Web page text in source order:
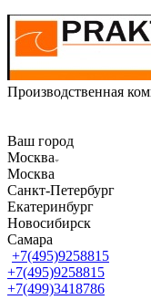
Производственная
Ваш город
Москва
Москва
Санкт-Петербург
Екатеринбург
Новосибирск
Самара
+7(495)9258815
+7(495)9258815
+7(499)3418786